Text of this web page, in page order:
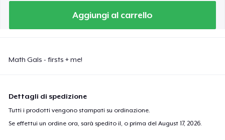
Aggiungi al carrello
Math Gals - firsts + me!
Dettagli di spedizione
Tutti i prodotti vengono stampati su ordinazione.
Se effettui un ordine ora, sarà spedito il, o prima delAugust 17, 2026.